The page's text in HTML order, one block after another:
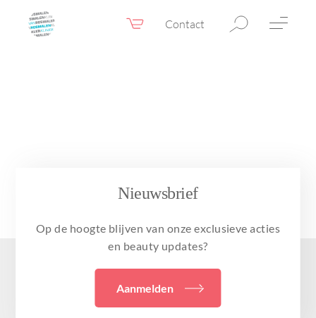
Contact
Webshop NL
Voor & na foto’s
Tarieven
Nieuwsbrief
Op de hoogte blijven van onze exclusieve acties
en beauty updates?
Aanmelden